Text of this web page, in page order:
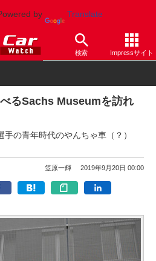
by Translate
検索 Impressサイト
るSachs Museumを訪れ
の青年時代のやんちゃ車（？）
笠原一輝 2019年9月20日 00:00